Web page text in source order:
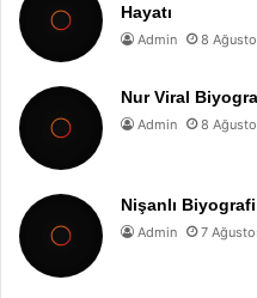
Hayatı
Admin 8
Nur Viral
Admin 8
Nişanlı Biyografi
Admin 7